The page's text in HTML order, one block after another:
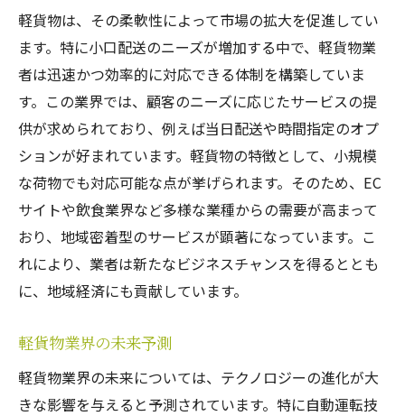
軽貨物は、その柔軟性によって市場の拡大を促進してい
ます。特に小口配送のニーズが増加する中で、軽貨物業
者は迅速かつ効率的に対応できる体制を構築していま
す。この業界では、顧客のニーズに応じたサービスの提
供が求められており、例えば当日配送や時間指定のオプ
ションが好まれています。軽貨物の特徴として、小規模
な荷物でも対応可能な点が挙げられます。そのため、EC
サイトや飲食業界など多様な業種からの需要が高まって
おり、地域密着型のサービスが顕著になっています。こ
れにより、業者は新たなビジネスチャンスを得るととも
に、地域経済にも貢献しています。
軽貨物業界の未来予測
軽貨物業界の未来については、テクノロジーの進化が大
きな影響を与えると予測されています。特に自動運転技